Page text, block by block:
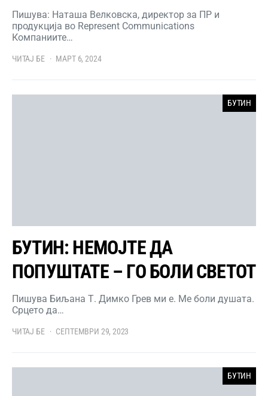
Пишува: Наташа Велковска, директор за ПР и
продукција во Represent Communications
Компаниите…
ЧИТАЈ БЕ МАРТ 6, 2024
БУТИН
БУТИН: НЕМОЈТЕ ДА
ПОПУШТАТЕ – ГО БОЛИ СВЕТОТ
Пишува Биљана Т. Димко Грев ми е. Ме боли душата.
Срцето да…
ЧИТАЈ БЕ СЕПТЕМВРИ 29, 2023
БУТИН